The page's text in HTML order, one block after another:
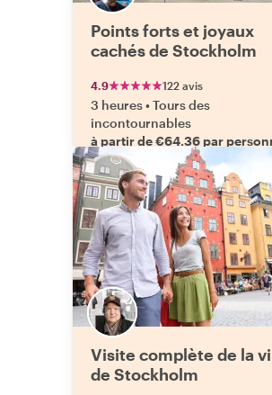
Points forts et joyaux
cachés de Stockholm
4.9 122 avis
3 heures•Tours des
incontournables
à partir de €64.36 par
Visite complète de la
de Stockholm